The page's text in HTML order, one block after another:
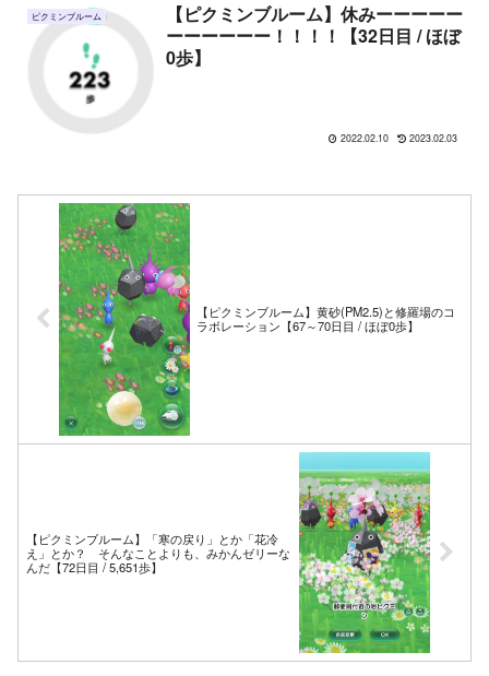
ピクミンブルーム
【ピクミンブルーム】休みーーーーー
ーーーーーー！！！！【32日目 / ほぼ
0歩】
2022.02.10 2023.02.03
【ピクミンブルーム】黄砂(PM2.5)と修羅場のコ
ラボレーション【67～70日目 / ほぼ0歩】
【ピクミンブルーム】「寒の戻り」とか「花冷
え」とか？ そんなことよりも、みかんゼリーな
んだ【72日目 / 5,651歩】